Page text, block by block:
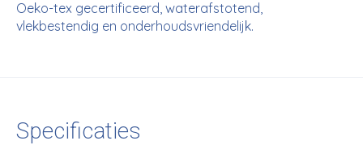
Oeko-tex gecertificeerd, waterafstotend,
vlekbestendig en onderhoudsvriendelijk.
Specificaties